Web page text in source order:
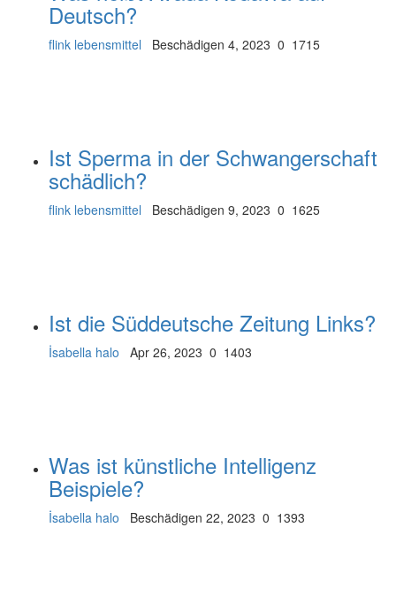
Deutsch?
flink lebensmittel Beschädigen 4, 2023 0 1715
Ist Sperma in der Schwangerschaft
schädlich?
flink lebensmittel Beschädigen 9, 2023 0 1625
Ist die Süddeutsche Zeitung Links?
İsabella halo Apr 26, 2023 0 1403
Was ist künstliche Intelligenz
Beispiele?
İsabella halo Beschädigen 22, 2023 0 1393